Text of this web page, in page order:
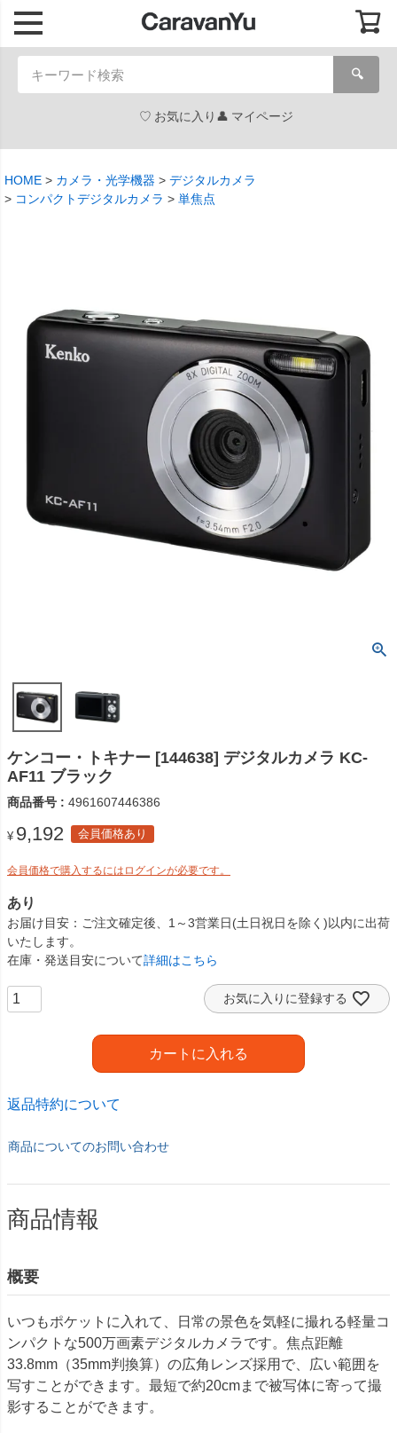
🔍
お気に入り マイページ
HOME カメラ・光学機器
デジタルカメラ
コンパクトデジタルカメラ
単焦点
ケンコー・トキナー [144638] デジタルカメラ KC-
AF11 ブラック
商品番号 4961607446386
¥ 9,192 会員価格あり
会員価格で購入するにはログインが必要です。
あり
お届け目安
ご注文確定後、1～3営業日(土日祝日を除く)以内に出荷
いたします。
在庫・発送目安について詳細はこちら
お気に入りに登録する
カートに入れる
返品特約について
商品についてのお問い合わせ
商品情報
概要
いつもポケットに入れて、日常の景色を気軽に撮れる軽量コ
ンパクトな500万画素デジタルカメラです。焦点距離
33.8mm（35mm判換算）の広角レンズ採用で、広い範囲を
写すことができます。最短で約20cmまで被写体に寄って撮
影することができます。